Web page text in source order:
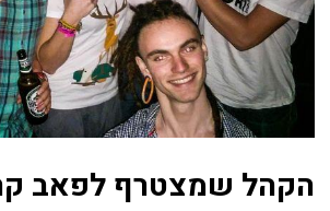
הקהל שמצטרף לפאב